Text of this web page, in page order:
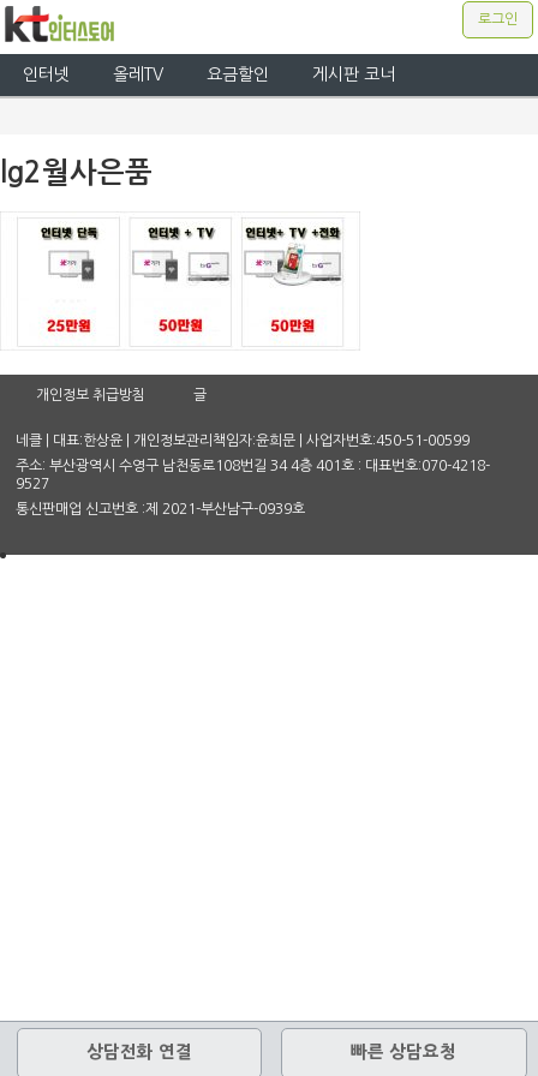
로그인
인터넷 올레TV 요금할인 게시판 코너
lg2월사은품
개인정보 취급방침 글
네클 | 대표:한상윤 | 개인정보관리책임자:윤희문 | 사업자번호:450-51-00599
주소: 부산광역시 수영구 남천동로108번길 34 4층 401호 : 대표번호:070-4218-
9527
통신판매업 신고번호 :제 2021-부산남구-0939호
상담전화 연결 빠른 상담요청